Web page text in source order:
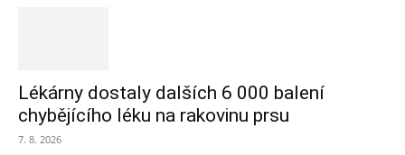
Lékárny dostaly dalších 6 000 balení
chybějícího léku na rakovinu prsu
7. 8. 2026